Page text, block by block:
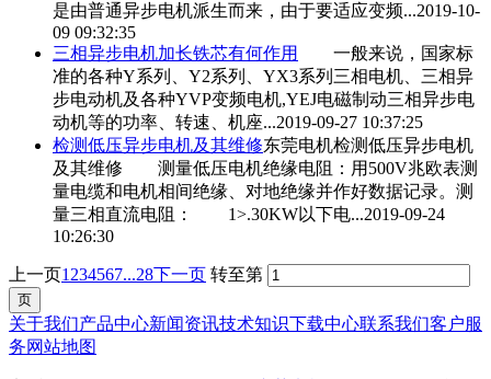
是由普通异步电机派生而来，由于要适应变频...2019-10-
09 09:32:35
三相异步电机加长铁芯有何作用
一般来说，国家标
准的各种Y系列、Y2系列、YX3系列三相电机、三相异
步电动机及各种YVP变频电机,YEJ电磁制动三相异步电
动机等的功率、转速、机座...2019-09-27 10:37:25
检测低压异步电机及其维修东莞电机检测低压异步电机
及其维修 测量低压电机绝缘电阻：用500V兆欧表测
量电缆和电机相间绝缘、对地绝缘并作好数据记录。测
量三相直流电阻： 1>.30KW以下电...2019-09-24
10:26:30
上一页1 234567...28下一页 转至第
关于我们产品中心新闻资讯技术知识下载中心联系我们客户服
务网站地图